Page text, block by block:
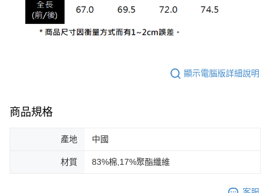
顯示電腦版詳細說明
商品規格
產地 中國
材質 83%棉,17%聚酯纖維